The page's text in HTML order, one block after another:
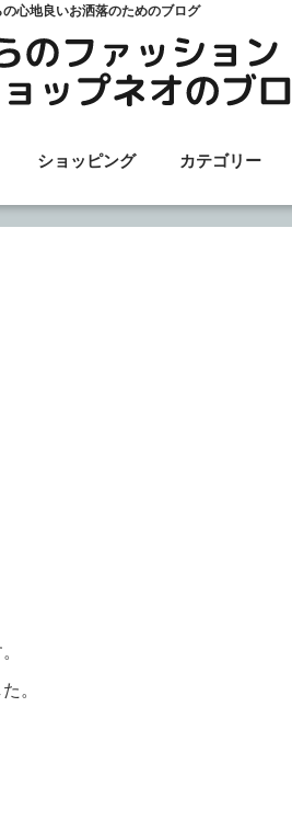
心地良いお洒落のためのブログ
ショッピング カテゴリー
。